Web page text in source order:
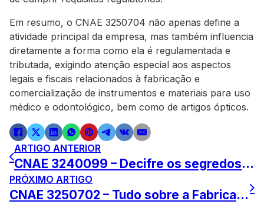
Em resumo, o CNAE 3250704 não apenas define a
atividade principal da empresa, mas também influencia
diretamente a forma como ela é regulamentada e
tributada, exigindo atenção especial aos aspectos
legais e fiscais relacionados à fabricação e
comercialização de instrumentos e materiais para uso
médico e odontológico, bem como de artigos ópticos.
ARTIGO ANTERIOR
CNAE 3240099 – Decifre os segredos da fabricação de instrumentos
PRÓXIMO ARTIGO
CNAE 3250702 – Tudo sobre a Fabricação de próteses dentárias